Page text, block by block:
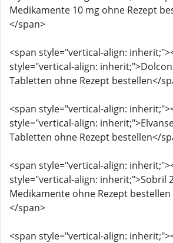
Medikamente 10 mg ohne Rezept
</span>
<span style="vertical-align:
style="vertical-align:
Tabletten ohne Rezept bestellen</
<span style="vertical-align:
style="vertical-align:
Tabletten ohne Rezept bestellen</
<span style="vertical-align:
style="vertical-align: inherit;">Sobril
Medikamente ohne Rezept
</span>
<span style="vertical-align: